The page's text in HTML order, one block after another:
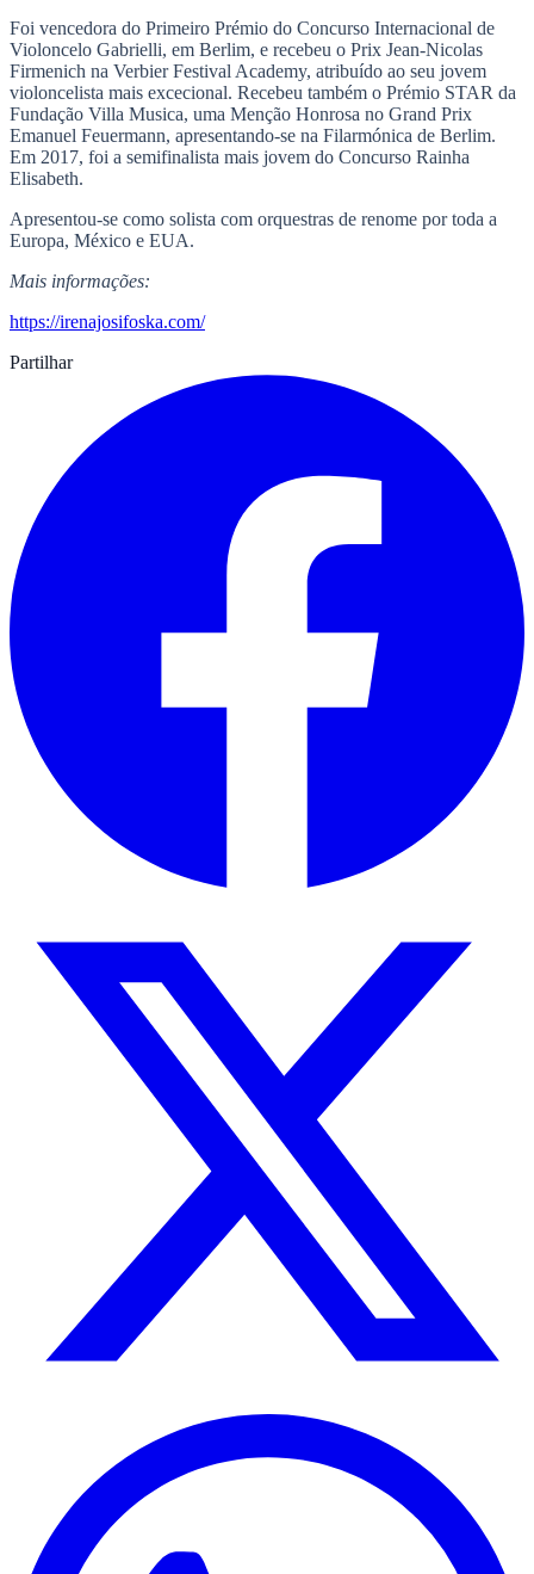
Foi vencedora do Primeiro Prémio do Concurso Internacional de
Violoncelo Gabrielli, em Berlim, e recebeu o Prix Jean-Nicolas
Firmenich na Verbier Festival Academy, atribuído ao seu jovem
violoncelista mais excecional. Recebeu também o Prémio STAR da
Fundação Villa Musica, uma Menção Honrosa no Grand Prix
Emanuel Feuermann, apresentando-se na Filarmónica de Berlim.
Em 2017, foi a semifinalista mais jovem do Concurso Rainha
Elisabeth.
Apresentou-se como solista com orquestras de renome por toda a
Europa, México e EUA.
Mais informações:
https://irenajosifoska.com/
Partilhar